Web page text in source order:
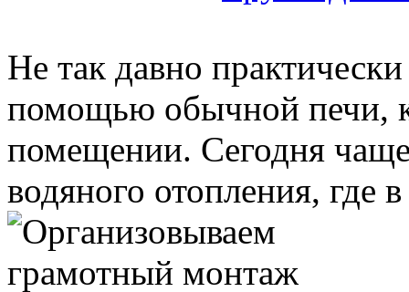
Не так давно
помощью обычной печи,
помещении. Сегодня
водяного отопления, где в